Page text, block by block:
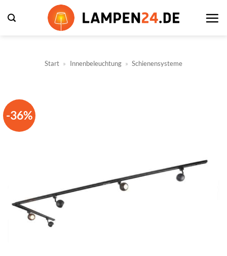
Inhalt
Start » Innenbeleuchtung » Schienensysteme
-36%